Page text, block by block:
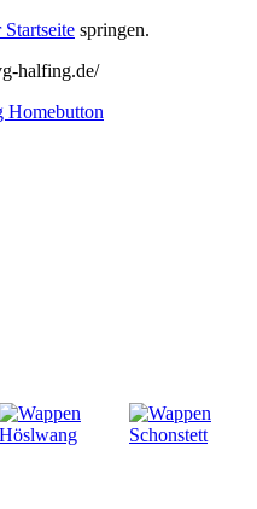
Startseite springen.
halfing.de/